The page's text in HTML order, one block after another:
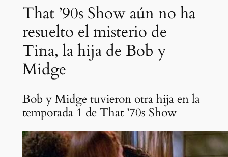
That ’90s Show aún no ha
resuelto el misterio de
Tina, la hija de Bob y
Midge
Bob y Midge tuvieron otra hija en la
temporada 1 de That ’70s Show